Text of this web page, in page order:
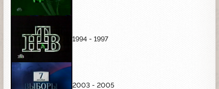
1994 - 1997
2003 - 2005